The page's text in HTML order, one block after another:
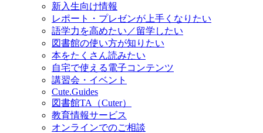
新入生向け情報
レポート・プレゼンが上手くなりたい
語学力を高めたい／留学したい
図書館の使い方が知りたい
本をたくさん読みたい
自宅で使える電子コンテンツ
講習会・イベント
Cute.Guides
図書館TA（Cuter）
教育情報サービス
オンラインでのご相談